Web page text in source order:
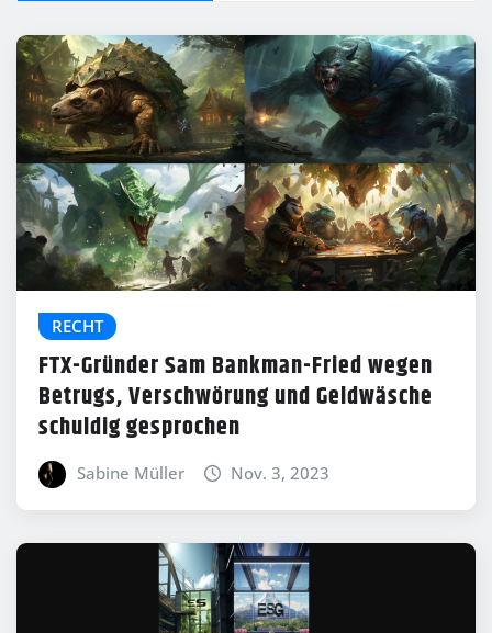
RECHT
FTX-Gründer Sam Bankman-Fried wegen
Betrugs, Verschwörung und Geldwäsche
schuldig gesprochen
Sabine Müller Nov. 3, 2023